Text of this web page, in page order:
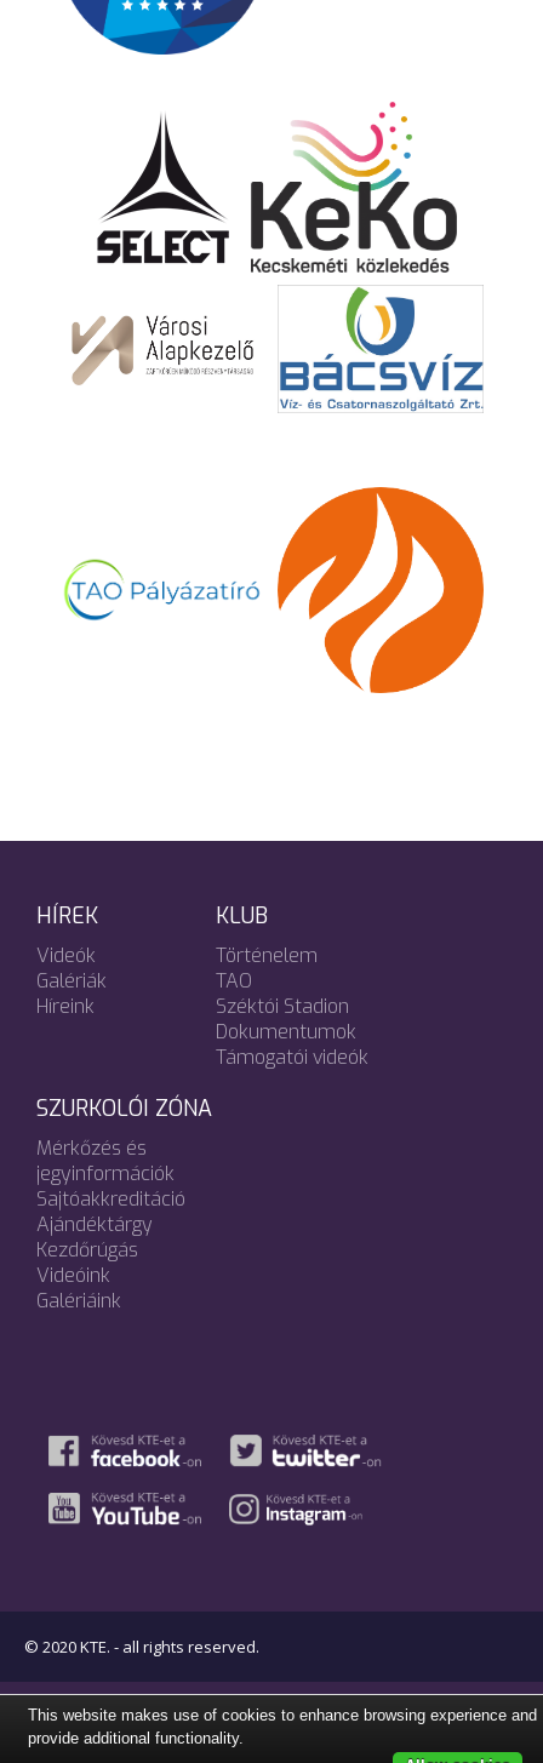
HÍREK
Videók
Galériák
Híreink
KLUB
Történelem
TAO
Széktói Stadion
Dokumentumok
Támogatói videók
SZURKOLÓI ZÓNA
Mérkőzés és
jegyinformációk
Sajtóakkreditáció
Ajándéktárgy
Kezdőrúgás
Videóink
Galériáink
© 2020 KTE. - all rights reserved.
This website makes use of cookies to enhance browsing experience and
provide additional functionality.